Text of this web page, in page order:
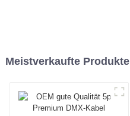
Meistverkaufte Produkte